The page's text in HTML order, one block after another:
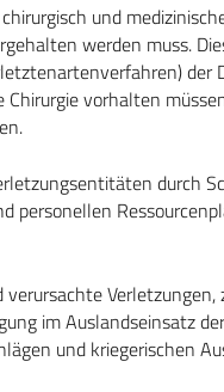
und
werden muss.
der
vorhalten
durch
personellen
Verletzungen,
im Auslandseinsatz
und kriegerischen